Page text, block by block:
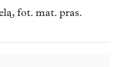
fot. mat. pras.